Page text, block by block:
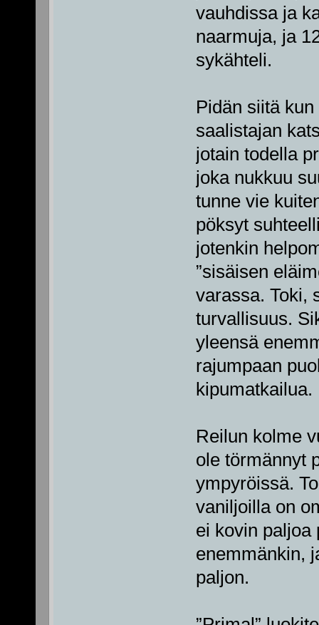
vauhdissa ja
naarmuja, ja
sykähteli.
Pidän siitä
saalistajan
jotain todella
joka nukkuu
tunne vie
pöksyt
jotenkin
”sisäisen
varassa. Toki,
turvallisuus.
yleensä
rajumpaan
kipumatkailua.
Reilun kolme
ole törmännyt
ympyröissä.
vaniljoilla on
ei kovin paljoa
enemmänkin,
paljon.